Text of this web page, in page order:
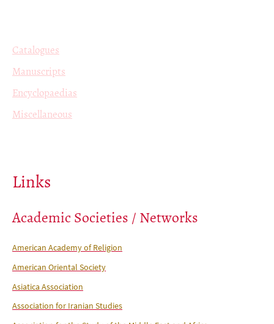
Catalogues
Manuscripts
Encyclopaedias
Miscellaneous
Links
Academic Societies / Networks
American Academy of Religion
American Oriental Society
Asiatica Association
Association for Iranian Studies